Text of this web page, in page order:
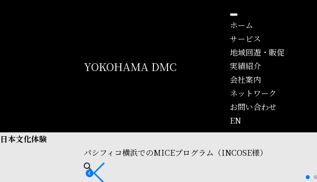
YOKOHAMA DMC
ホーム
サービス
地域回遊・販促
実績紹介
会社案内
ネットワーク
お問い合わせ
EN
日本文化体験
パシフィコ横浜でのMICEプログラム（INCOSE様）